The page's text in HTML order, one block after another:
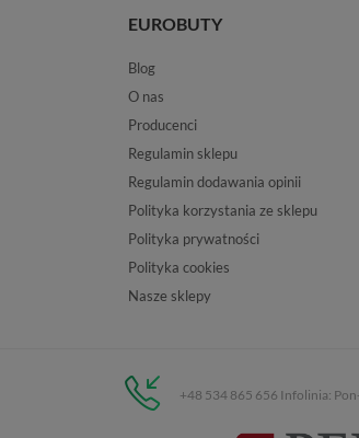
EUROBUTY
Blog
O nas
Producenci
Regulamin sklepu
Regulamin dodawania opinii
Polityka korzystania ze sklepu
Polityka prywatności
Polityka cookies
Nasze sklepy
+48 534 865 656 Infolinia: